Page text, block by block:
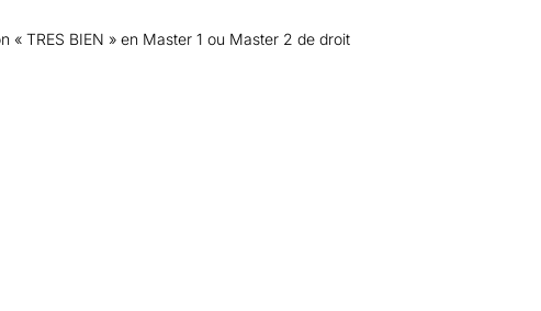
TRES BIEN » en Master 1 ou Master 2 de droit